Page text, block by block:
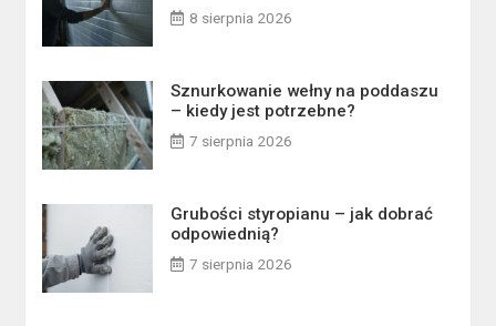
8 sierpnia 2026
Sznurkowanie wełny na poddaszu
– kiedy jest potrzebne?
7 sierpnia 2026
Grubości styropianu – jak dobrać
odpowiednią?
7 sierpnia 2026